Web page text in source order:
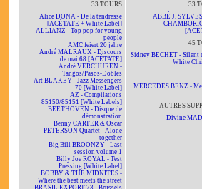
33 TOURS
Alice DONA - De la tendresse
[ACÉTATE + White Label]
ALLIANZ - Top pop for young
people
AMC feiert 20 jahre
André MALRAUX - Discours
de mai 68 [ACÉTATE]
André VERCHUREN -
Tangos/Pasos-Dobles
Art BLAKEY - Jazz Messengers
70 [White Label]
AZ - Compilations
85150/85151 [White Labels]
BEETHOVEN - Disque de
démonstration
Benny CARTER & Oscar
PETERSON Quartet - Alone
together
Big Bill BROONZY - Last
session volume 1
Billy Joe ROYAL - Test
Pressing [White Label]
BOBBY & THE MIDNITES -
Where the beat meets the street
BRASIL EXPORT 73 - Brussels
33
ABBÉ J.
45
Sidney BECHET - Silent
White
MERCEDES BENZ -
AUTRES
Divine